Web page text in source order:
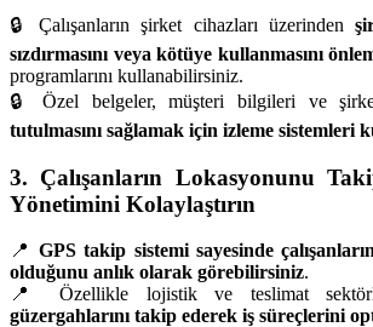
🔒 Çalışanların şirket cihazları üzerinden
sızdırmasını veya kötüye kullanmasını
programlarını kullanabilirsiniz.
🔒 Özel belgeler, müşteri bilgileri ve
tutulmasını sağlamak için izleme sistemleri
3. Çalışanların Lokasyonunu
Yönetimini Kolaylaştırın
📍GPS takip sistemi sayesinde
olduğunu anlık olarak görebilirsiniz.
📍 Özellikle lojistik ve teslimat
güzergahlarını takip ederek iş süreçlerini